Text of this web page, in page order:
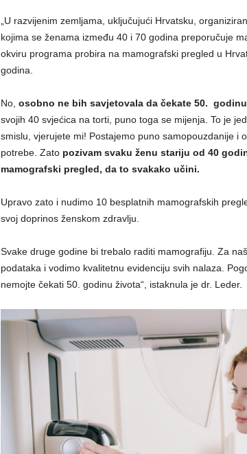
„U razvijenim zemljama, uključujući Hrvatsku,
kojima se ženama između 40 i 70 godina preporučuje
okviru programa probira na mamografski pregled u
godina.
No, osobno ne bih savjetovala da čekate 50.
svojih 40 svjećica na torti, puno toga se mijenja. To je
smislu, vjerujete mi! Postajemo puno samopouzdanije i
potrebe. Zato pozivam svaku ženu stariju od 40
mamografski pregled, da to svakako učini.
Upravo zato i nudimo 10 besplatnih mamografskih
svoj doprinos ženskom zdravlju.
Svake druge godine bi trebalo raditi mamografiju. Za
podataka i vodimo kvalitetnu evidenciju svih nalaza.
nemojte čekati 50. godinu života“, istaknula je dr. Leder.